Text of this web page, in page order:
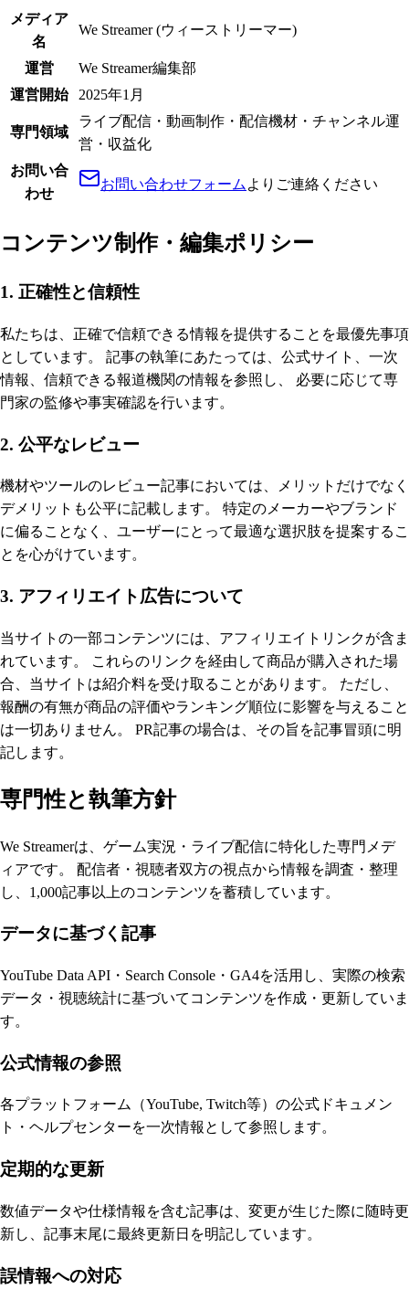
メディア
名
We Streamer (ウィーストリーマー)
運営
We Streamer編集部
運営開始
2025年1月
専門領域
ライブ配信・動画制作・配信機材・チャンネル運
営・収益化
お問い合
わせ
お問い合わせフォーム よりご連絡ください
コンテンツ制作・編集ポリシー
1. 正確性と信頼性
私たちは、正確で信頼できる情報を提供することを最優先事項
としています。 記事の執筆にあたっては、公式サイト、一次
情報、信頼できる報道機関の情報を参照し、 必要に応じて専
門家の監修や事実確認を行います。
2. 公平なレビュー
機材やツールのレビュー記事においては、メリットだけでなく
デメリットも公平に記載します。 特定のメーカーやブランド
に偏ることなく、ユーザーにとって最適な選択肢を提案するこ
とを心がけています。
3. アフィリエイト広告について
当サイトの一部コンテンツには、アフィリエイトリンクが含ま
れています。 これらのリンクを経由して商品が購入された場
合、当サイトは紹介料を受け取ることがあります。 ただし、
報酬の有無が商品の評価やランキング順位に影響を与えること
は一切ありません。 PR記事の場合は、その旨を記事冒頭に明
記します。
専門性と執筆方針
We Streamerは、ゲーム実況・ライブ配信に特化した専門メデ
ィアです。 配信者・視聴者双方の視点から情報を調査・整理
し、1,000記事以上のコンテンツを蓄積しています。
データに基づく記事
YouTube Data API・Search Console・GA4を活用し、実際の検索
データ・視聴統計に基づいてコンテンツを作成・更新していま
す。
公式情報の参照
各プラットフォーム（YouTube, Twitch等）の公式ドキュメン
ト・ヘルプセンターを一次情報として参照します。
定期的な更新
数値データや仕様情報を含む記事は、変更が生じた際に随時更
新し、記事末尾に最終更新日を明記しています。
誤情報への対応